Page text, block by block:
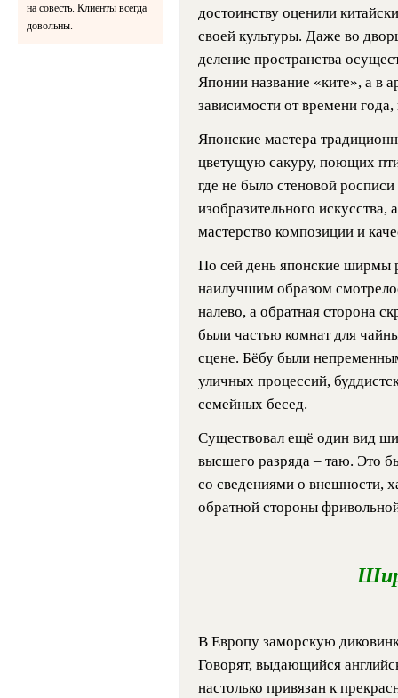
на совесть. Клиенты всегда
довольны.
достоинству оценили
своей культуры. Даже во
деление пространства
Японии название «ките», а в
зависимости от времени
Японские мастера
цветущую сакуру, поющих
где не было стеновой
изобразительного
мастерство композиции и
По сей день японские ширмы
наилучшим образом
налево, а обратная сторона
были частью комнат для
сцене. Бёбу были
уличных процессий,
семейных бесед.
Существовал ещё один вид
высшего разряда – таю. Это
со сведениями о внешности,
обратной стороны
В Европу заморскую
Говорят, выдающийся
настолько привязан к